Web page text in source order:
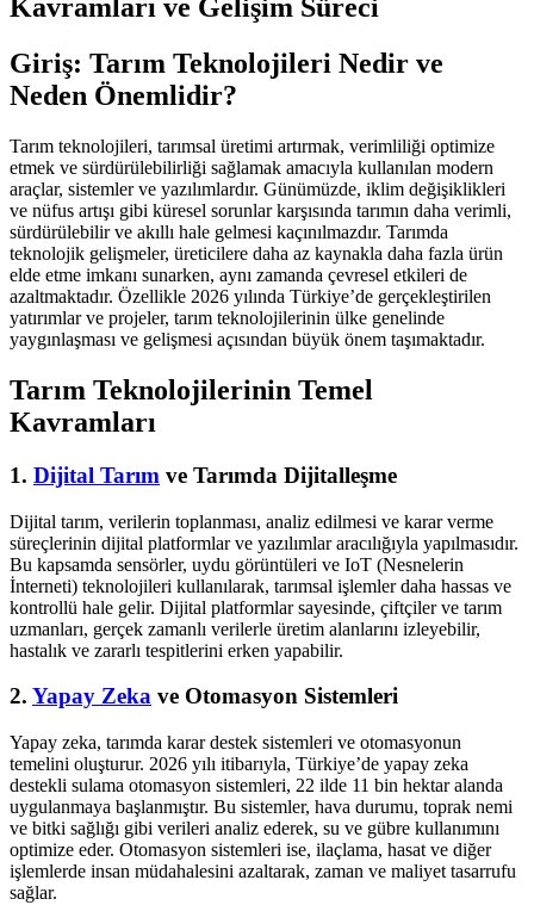
Kavramları ve Gelişim Süreci
Giriş: Tarım Teknolojileri Nedir ve
Neden Önemlidir?
Tarım teknolojileri, tarımsal üretimi artırmak, verimliliği optimize
etmek ve sürdürülebilirliği sağlamak amacıyla kullanılan modern
araçlar, sistemler ve yazılımlardır. Günümüzde, iklim değişiklikleri
ve nüfus artışı gibi küresel sorunlar karşısında tarımın daha verimli,
sürdürülebilir ve akıllı hale gelmesi kaçınılmazdır. Tarımda
teknolojik gelişmeler, üreticilere daha az kaynakla daha fazla ürün
elde etme imkanı sunarken, aynı zamanda çevresel etkileri de
azaltmaktadır. Özellikle 2026 yılında Türkiye’de gerçekleştirilen
yatırımlar ve projeler, tarım teknolojilerinin ülke genelinde
yaygınlaşması ve gelişmesi açısından büyük önem taşımaktadır.
Tarım Teknolojilerinin Temel
Kavramları
1. Dijital Tarım ve Tarımda Dijitalleşme
Dijital tarım, verilerin toplanması, analiz edilmesi ve karar verme
süreçlerinin dijital platformlar ve yazılımlar aracılığıyla yapılmasıdır.
Bu kapsamda sensörler, uydu görüntüleri ve IoT (Nesnelerin
İnterneti) teknolojileri kullanılarak, tarımsal işlemler daha hassas ve
kontrollü hale gelir. Dijital platformlar sayesinde, çiftçiler ve tarım
uzmanları, gerçek zamanlı verilerle üretim alanlarını izleyebilir,
hastalık ve zararlı tespitlerini erken yapabilir.
2. Yapay Zeka ve Otomasyon Sistemleri
Yapay zeka, tarımda karar destek sistemleri ve otomasyonun
temelini oluşturur. 2026 yılı itibarıyla, Türkiye’de yapay zeka
destekli sulama otomasyon sistemleri, 22 ilde 11 bin hektar alanda
uygulanmaya başlanmıştır. Bu sistemler, hava durumu, toprak nemi
ve bitki sağlığı gibi verileri analiz ederek, su ve gübre kullanımını
optimize eder. Otomasyon sistemleri ise, ilaçlama, hasat ve diğer
işlemlerde insan müdahalesini azaltarak, zaman ve maliyet tasarrufu
sağlar.